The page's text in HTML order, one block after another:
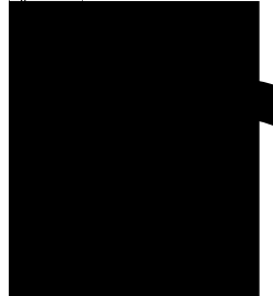
Каталог